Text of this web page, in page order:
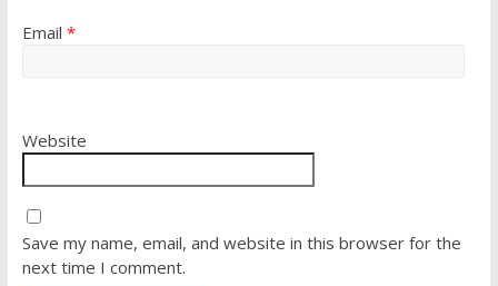
Email *
Website
Save my name, email, and website in this browser for the
next time I comment.